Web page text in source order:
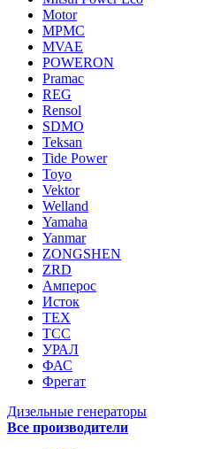
Motor
MPMC
MVAE
POWERON
Pramac
REG
Rensol
SDMO
Teksan
Tide Power
Toyo
Vektor
Welland
Yamaha
Yanmar
ZONGSHEN
ZRD
Амперос
Исток
ТЕХ
ТСС
УРАЛ
ФАС
Фрегат
Дизельные генераторы
Все производители